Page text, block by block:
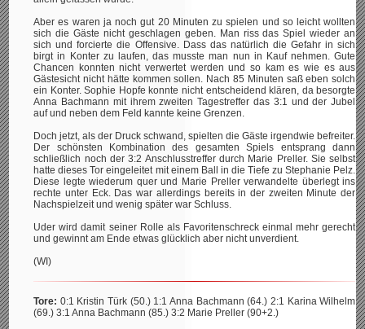
Aber es waren ja noch gut 20 Minuten zu spielen und so leicht wollten
sich die Gäste nicht geschlagen geben. Man riss das Spiel wieder an
sich und forcierte die Offensive. Dass das natürlich die Gefahr in sich
birgt in Konter zu laufen, das musste man nun in Kauf nehmen. Gute
Chancen konnten nicht verwertet werden und so kam es wie es aus
Gästesicht nicht hätte kommen sollen. Nach 85 Minuten saß eben solch
ein Konter. Sophie Hopfe konnte nicht entscheidend klären, da besorgte
Anna Bachmann mit ihrem zweiten Tagestreffer das 3:1 und der Jubel
auf und neben dem Feld kannte keine Grenzen.
Doch jetzt, als der Druck schwand, spielten die Gäste irgendwie befreiter.
Der schönsten Kombination des gesamten Spiels entsprang dann
schließlich noch der 3:2 Anschlusstreffer durch Marie Preller. Sie selbst
hatte dieses Tor eingeleitet mit einem Ball in die Tiefe zu Stephanie Pelz.
Diese legte wiederum quer und Marie Preller verwandelte überlegt ins
rechte unter Eck. Das war allerdings bereits in der zweiten Minute der
Nachspielzeit und wenig später war Schluss.
Uder wird damit seiner Rolle als Favoritenschreck einmal mehr gerecht
und gewinnt am Ende etwas glücklich aber nicht unverdient.
(WI)
Tore: 0:1 Kristin Türk (50.) 1:1 Anna Bachmann (64.) 2:1 Karina Wilhelm
(69.) 3:1 Anna Bachmann (85.) 3:2 Marie Preller (90+2.)